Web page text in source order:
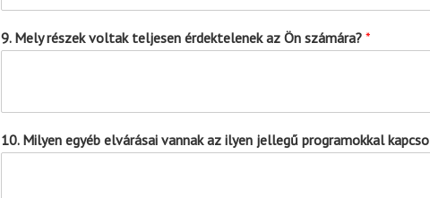
9. Mely részek voltak teljesen érdektelenek az Ön számára? *
10. Milyen egyéb elvárásai vannak az ilyen jellegű programokkal